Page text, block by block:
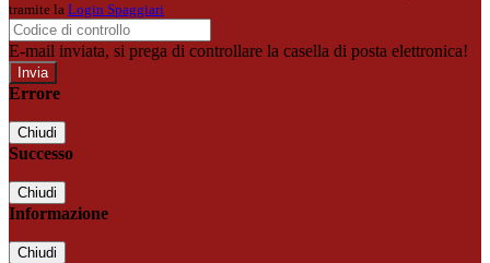
tramite la Login Spaggiari
E-mail inviata, si prega di controllare la casella di posta elettronica!
Errore
Chiudi
Successo
Chiudi
Informazione
Chiudi